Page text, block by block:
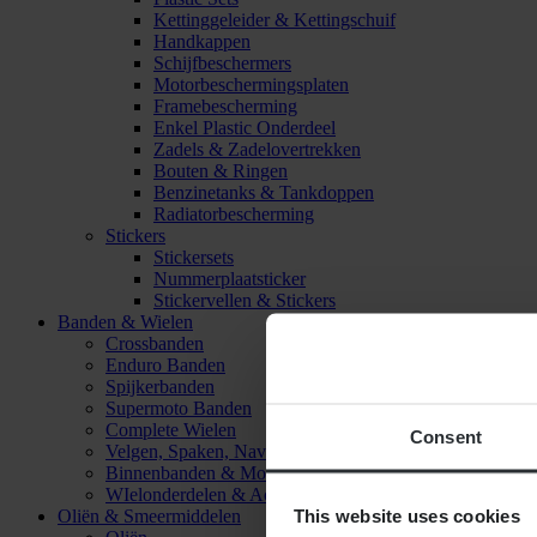
Consent
This website uses cookies
Kettinggeleider & Kettingschuif
Handkappen
Schijfbeschermers
Motorbeschermingsplaten
Framebescherming
Enkel Plastic Onderdeel
Zadels & Zadelovertrekken
Bouten & Ringen
Benzinetanks & Tankdoppen
Radiatorbescherming
Stickers
Stickersets
Nummerplaatsticker
Stickervellen & Stickers
Banden & Wielen
Crossbanden
Enduro Banden
Spijkerbanden
Supermoto Banden
Complete Wielen
Velgen, Spaken, Naven & Lagers
Binnenbanden & Mousses
WIelonderdelen & Accessoires
Oliën & Smeermiddelen